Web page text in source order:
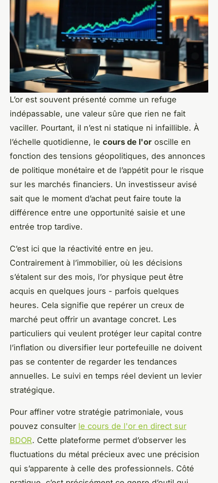
L’or est souvent présenté comme un refuge
indépassable, une valeur sûre que rien ne fait
vaciller. Pourtant, il n’est ni statique ni infaillible. À
l’échelle quotidienne, le cours de l'or oscille en
fonction des tensions géopolitiques, des annonces
de politique monétaire et de l’appétit pour le risque
sur les marchés financiers. Un investisseur avisé
sait que le moment d’achat peut faire toute la
différence entre une opportunité saisie et une
entrée trop tardive.
C’est ici que la réactivité entre en jeu.
Contrairement à l’immobilier, où les décisions
s’étalent sur des mois, l’or physique peut être
acquis en quelques jours - parfois quelques
heures. Cela signifie que repérer un creux de
marché peut offrir un avantage concret. Les
particuliers qui veulent protéger leur capital contre
l’inflation ou diversifier leur portefeuille ne doivent
pas se contenter de regarder les tendances
annuelles. Le suivi en temps réel devient un levier
stratégique.
Pour affiner votre stratégie patrimoniale, vous
pouvez consulter le cours de l'or en direct sur
BDOR. Cette plateforme permet d’observer les
fluctuations du métal précieux avec une précision
qui s’apparente à celle des professionnels. Côté